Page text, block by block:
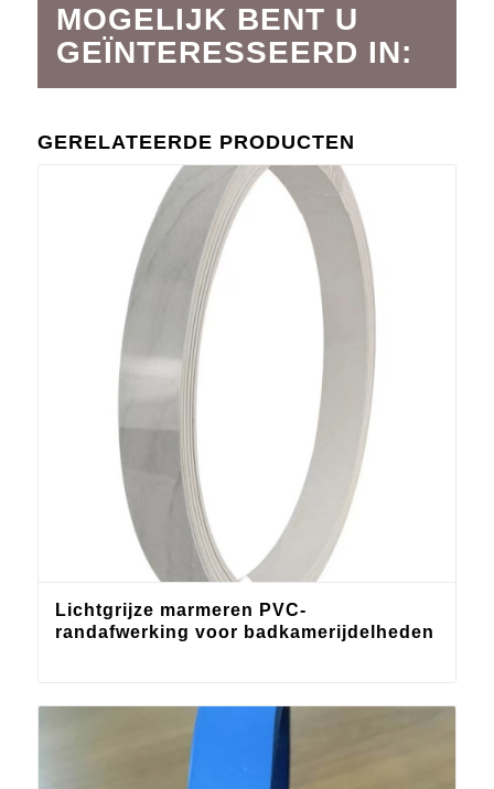
MOGELIJK BENT U
GEÏNTERESSEERD IN:
GERELATEERDE PRODUCTEN
Lichtgrijze marmeren PVC-
randafwerking voor badkamerijdelheden